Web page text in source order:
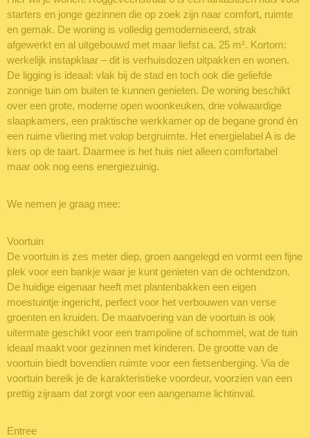
starters en jonge gezinnen die op zoek zijn naar comfort, ruimte
en gemak. De woning is volledig gemoderniseerd, strak
afgewerkt en al uitgebouwd met maar liefst ca. 25 m². Kortom:
werkelijk instapklaar – dit is verhuisdozen uitpakken en wonen.
De ligging is ideaal: vlak bij de stad en toch ook die geliefde
zonnige tuin om buiten te kunnen genieten. De woning beschikt
over een grote, moderne open woonkeuken, drie volwaardige
slaapkamers, een praktische werkkamer op de begane grond èn
een ruime vliering met volop bergruimte. Het energielabel A is de
kers op de taart. Daarmee is het huis niet alleen comfortabel
maar ook nog eens energiezuinig.
We nemen je graag mee:
Voortuin
De voortuin is zes meter diep, groen aangelegd en vormt een fijne
plek voor een bankje waar je kunt genieten van de ochtendzon.
De huidige eigenaar heeft met plantenbakken een eigen
moestuintje ingericht, perfect voor het verbouwen van verse
groenten en kruiden. De maatvoering van de voortuin is ook
uitermate geschikt voor een trampoline of schommel, wat de tuin
ideaal maakt voor gezinnen met kinderen. De grootte van de
voortuin biedt bovendien ruimte voor een fietsenberging. Via de
voortuin bereik je de karakteristieke voordeur, voorzien van een
prettig zijraam dat zorgt voor een aangename lichtinval.
Entree